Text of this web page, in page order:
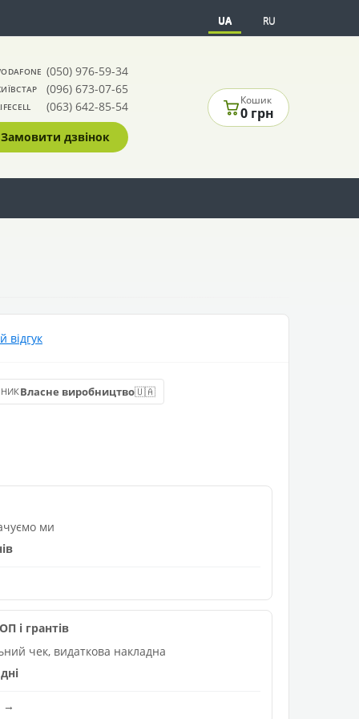
UA RU
(050) 976-59-34
(096) 673-07-65
(063) 642-85-54
Замовити дзвінок
Кошик
0 грн
Власне виробництво🇺🇦
ми
і грантів
чек, видаткова накладна
→